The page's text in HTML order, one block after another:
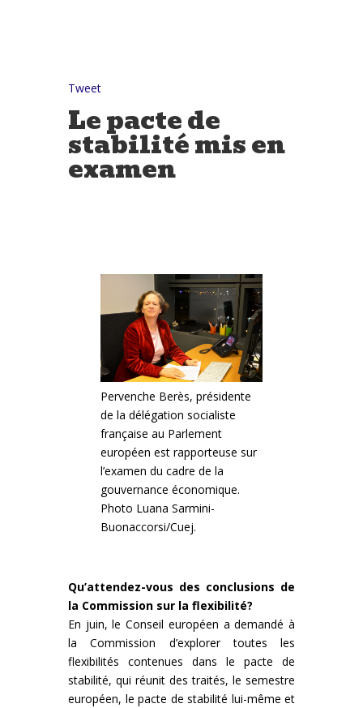
Tweet
Le pacte de
stabilité mis en
examen
Pervenche Berès, présidente
de la délégation socialiste
française au Parlement
européen est rapporteuse sur
l’examen du cadre de la
gouvernance économique.
Photo Luana Sarmini-
Buonaccorsi/Cuej.
Qu’attendez-vous des conclusions de
la Commission sur la flexibilité?
En juin, le Conseil européen a demandé à
la Commission d’explorer toutes les
flexibilités contenues dans le pacte de
stabilité, qui réunit des traités, le semestre
européen, le pacte de stabilité lui-même et